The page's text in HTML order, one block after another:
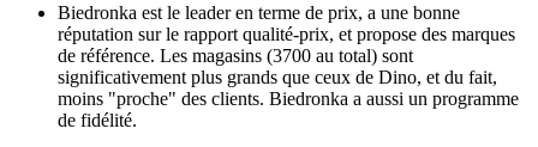
Biedronka est le leader en terme de prix, a une bonne
réputation sur le rapport qualité-prix, et propose des marques
de référence. Les magasins (3700 au total) sont
significativement plus grands que ceux de Dino, et du fait,
moins "proche" des clients. Biedronka a aussi un programme
de fidélité.